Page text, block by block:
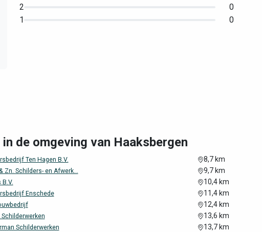
2
0
1
0
de omgeving van Haaksbergen
Ten Hagen B.V. 8,7 km
Zn. Schilders- en Afwerk... 9,7 km
B.V. 10,4 km
Enschede 11,4 km
12,4 km
13,6 km
Schilderwerken 13,7 km